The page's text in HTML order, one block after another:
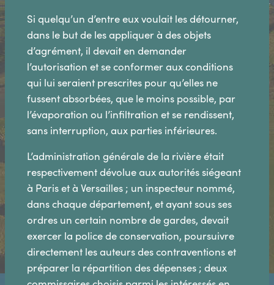
Si quelqu’un d’entre eux voulait les détourner,
dans le but de les appliquer à des objets
d’agrément, il devait en demander
l’autorisation et se conformer aux conditions
qui lui seraient prescrites pour qu’elles ne
fussent absorbées, que le moins possible, par
l’évaporation ou l’infiltration et se rendissent,
sans interruption, aux parties inférieures.
L’administration générale de la rivière était
respectivement dévolue aux autorités siégeant
à Paris et à Versailles ; un inspecteur nommé,
dans chaque département, et ayant sous ses
ordres un certain nombre de gardes, devait
exercer la police de conservation, poursuivre
directement les auteurs des contraventions et
préparer la répartition des dépenses ; deux